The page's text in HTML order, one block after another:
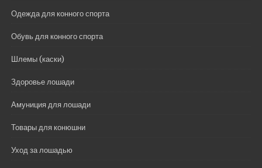
Одежда для конного спорта
Обувь для конного спорта
Шлемы (каски)
Здоровье лошади
Амуниция для лошади
Товары для конюшни
Уход за лошадью